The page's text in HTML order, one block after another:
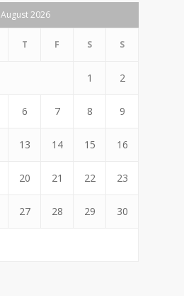
August 2026
T F S S
1 2
6 7 8 9
13 14 15 16
20 21 22 23
27 28 29 30